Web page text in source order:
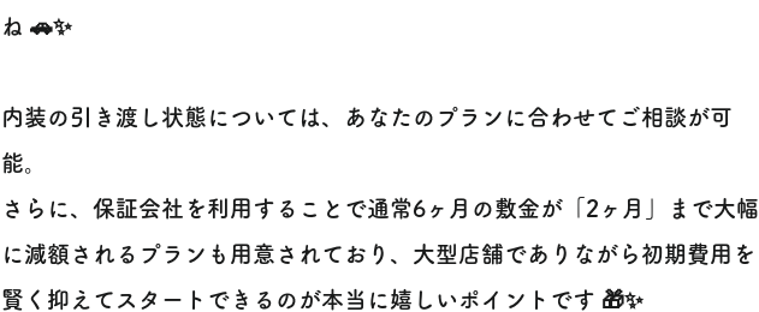
ね 🚗✨
内装の引き渡し状態については、あなたのプランに合わせてご相談が可
能。
さらに、保証会社を利用することで通常6ヶ月の敷金が「2ヶ月」まで大幅
に減額されるプランも用意されており、大型店舗でありながら初期費用を
賢く抑えてスタートできるのが本当に嬉しいポイントです 🎁✨